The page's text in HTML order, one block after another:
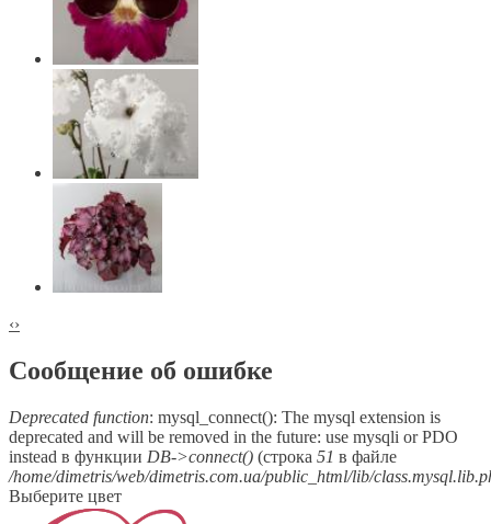
‹›
Сообщение об ошибке
Deprecated function: mysql_connect(): The mysql extension is
deprecated and will be removed in the future: use mysqli or PDO
instead в функции DB->connect() (строка 51 в файле
/home/dimetris/web/dimetris.com.ua/public_html/lib/
Выберите цвет